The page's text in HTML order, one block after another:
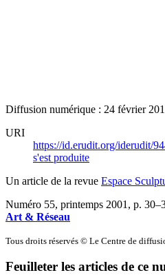
Diffusion numérique : 24 février
URI
https://id.erudit.org/iderudit/
s'est produite
Un article de la revue Espace
Numéro 55, printemps 2001 , p.
Art & Réseau
Tous droits réservés © Le Centre de
Feuilleter les articles de ce